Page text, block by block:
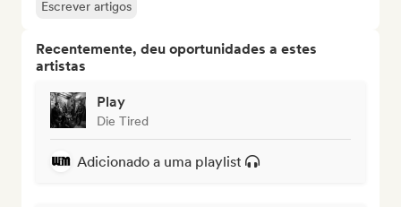
Escrever artigos
Recentemente, deu oportunidades a estes
artistas
Play
Die Tired
Adicionado a uma playlist